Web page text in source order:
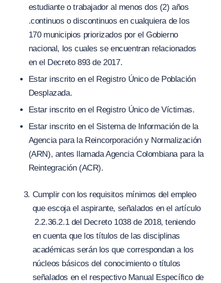
estudiante o trabajador al menos dos (2) años
.continuos o discontinuos en cualquiera de los
170 municipios priorizados por el Gobierno
nacional, los cuales se encuentran relacionados
en el Decreto 893 de 2017.
Estar inscrito en el Registro Único de Población
Desplazada.
Estar inscrito en el Registro Único de Víctimas.
Estar inscrito en el Sistema de Información de la
Agencia para la Reincorporación y Normalización
(ARN), antes llamada Agencia Colombiana para la
Reintegración (ACR).
Cumplir con los requisitos mínimos del empleo
que escoja el aspirante, señalados en el artículo
2.2.36.2.1 del Decreto 1038 de 2018, teniendo
en cuenta que los títulos de las disciplinas
académicas serán los que correspondan a los
núcleos básicos del conocimiento o títulos
señalados en el respectivo Manual Específico de